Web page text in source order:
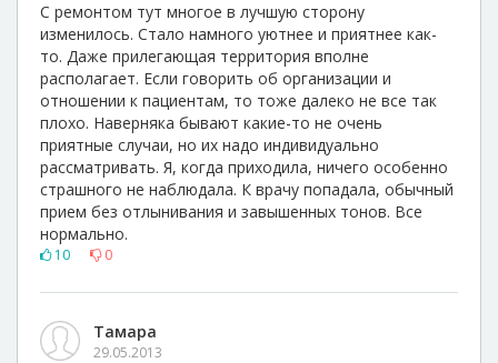
С ремонтом тут многое в лучшую сторону
изменилось. Стало намного уютнее и приятнее как-
то. Даже прилегающая территория вполне
располагает. Если говорить об организации и
отношении к пациентам, то тоже далеко не все так
плохо. Наверняка бывают какие-то не очень
приятные случаи, но их надо индивидуально
рассматривать. Я, когда приходила, ничего особенно
страшного не наблюдала. К врачу попадала, обычный
прием без отлынивания и завышенных тонов. Все
нормально.
10 0
Тамара
29.05.2013